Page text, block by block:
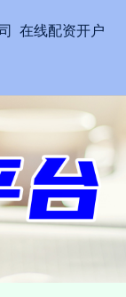
在线配资开户